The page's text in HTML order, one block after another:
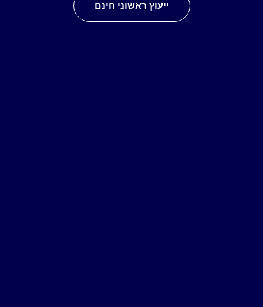
ייעוץ ראשוני חינם